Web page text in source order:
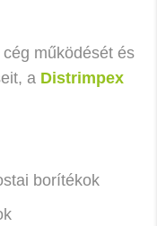
működését és
a Distrimpex
borítékok